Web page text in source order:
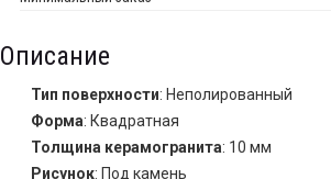
Описание
Тип поверхности: Неполированный
Форма: Квадратная
Толщина керамогранита: 10 мм
Рисунок: Под камень